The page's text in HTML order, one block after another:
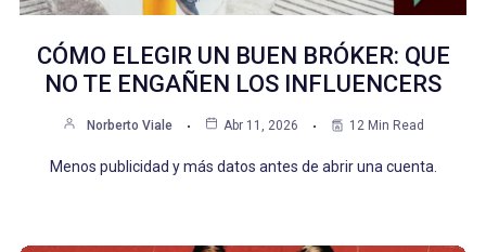
CÓMO ELEGIR UN BUEN BRÓKER: QUE
NO TE ENGAÑEN LOS INFLUENCERS
Norberto Viale Abr 11, 2026 12 Min Read
Menos publicidad y más datos antes de abrir una cuenta.